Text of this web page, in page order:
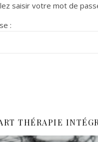
saisir votre mot de
:
THÉRAPIE